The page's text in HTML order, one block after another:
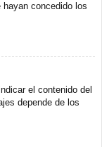
concedido los
el contenido del
depende de los